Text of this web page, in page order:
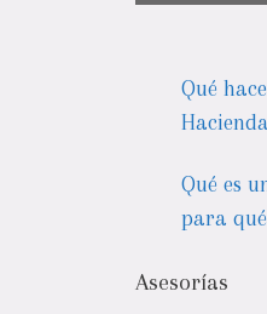
Qué
Hacienda
Qué es
para
Asesorías